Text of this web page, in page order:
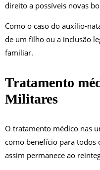
direito a possíveis novas
Como o caso do auxílio-
de um filho ou a inclusão
familiar.
Tratamento
Militares
O tratamento médico nas
como benefício para todos
assim permanece ao